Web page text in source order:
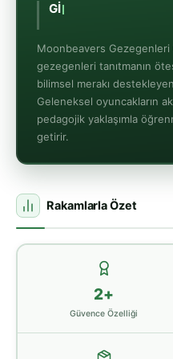
GİMDES Helal
Moonbeavers
gezegenleri tanıtmanın
bilimsel merakı
Geleneksel oyuncakların
pedagojik yaklaşımla
getirir.
Rakamlarla Özet
2+
Güvence Özelliği